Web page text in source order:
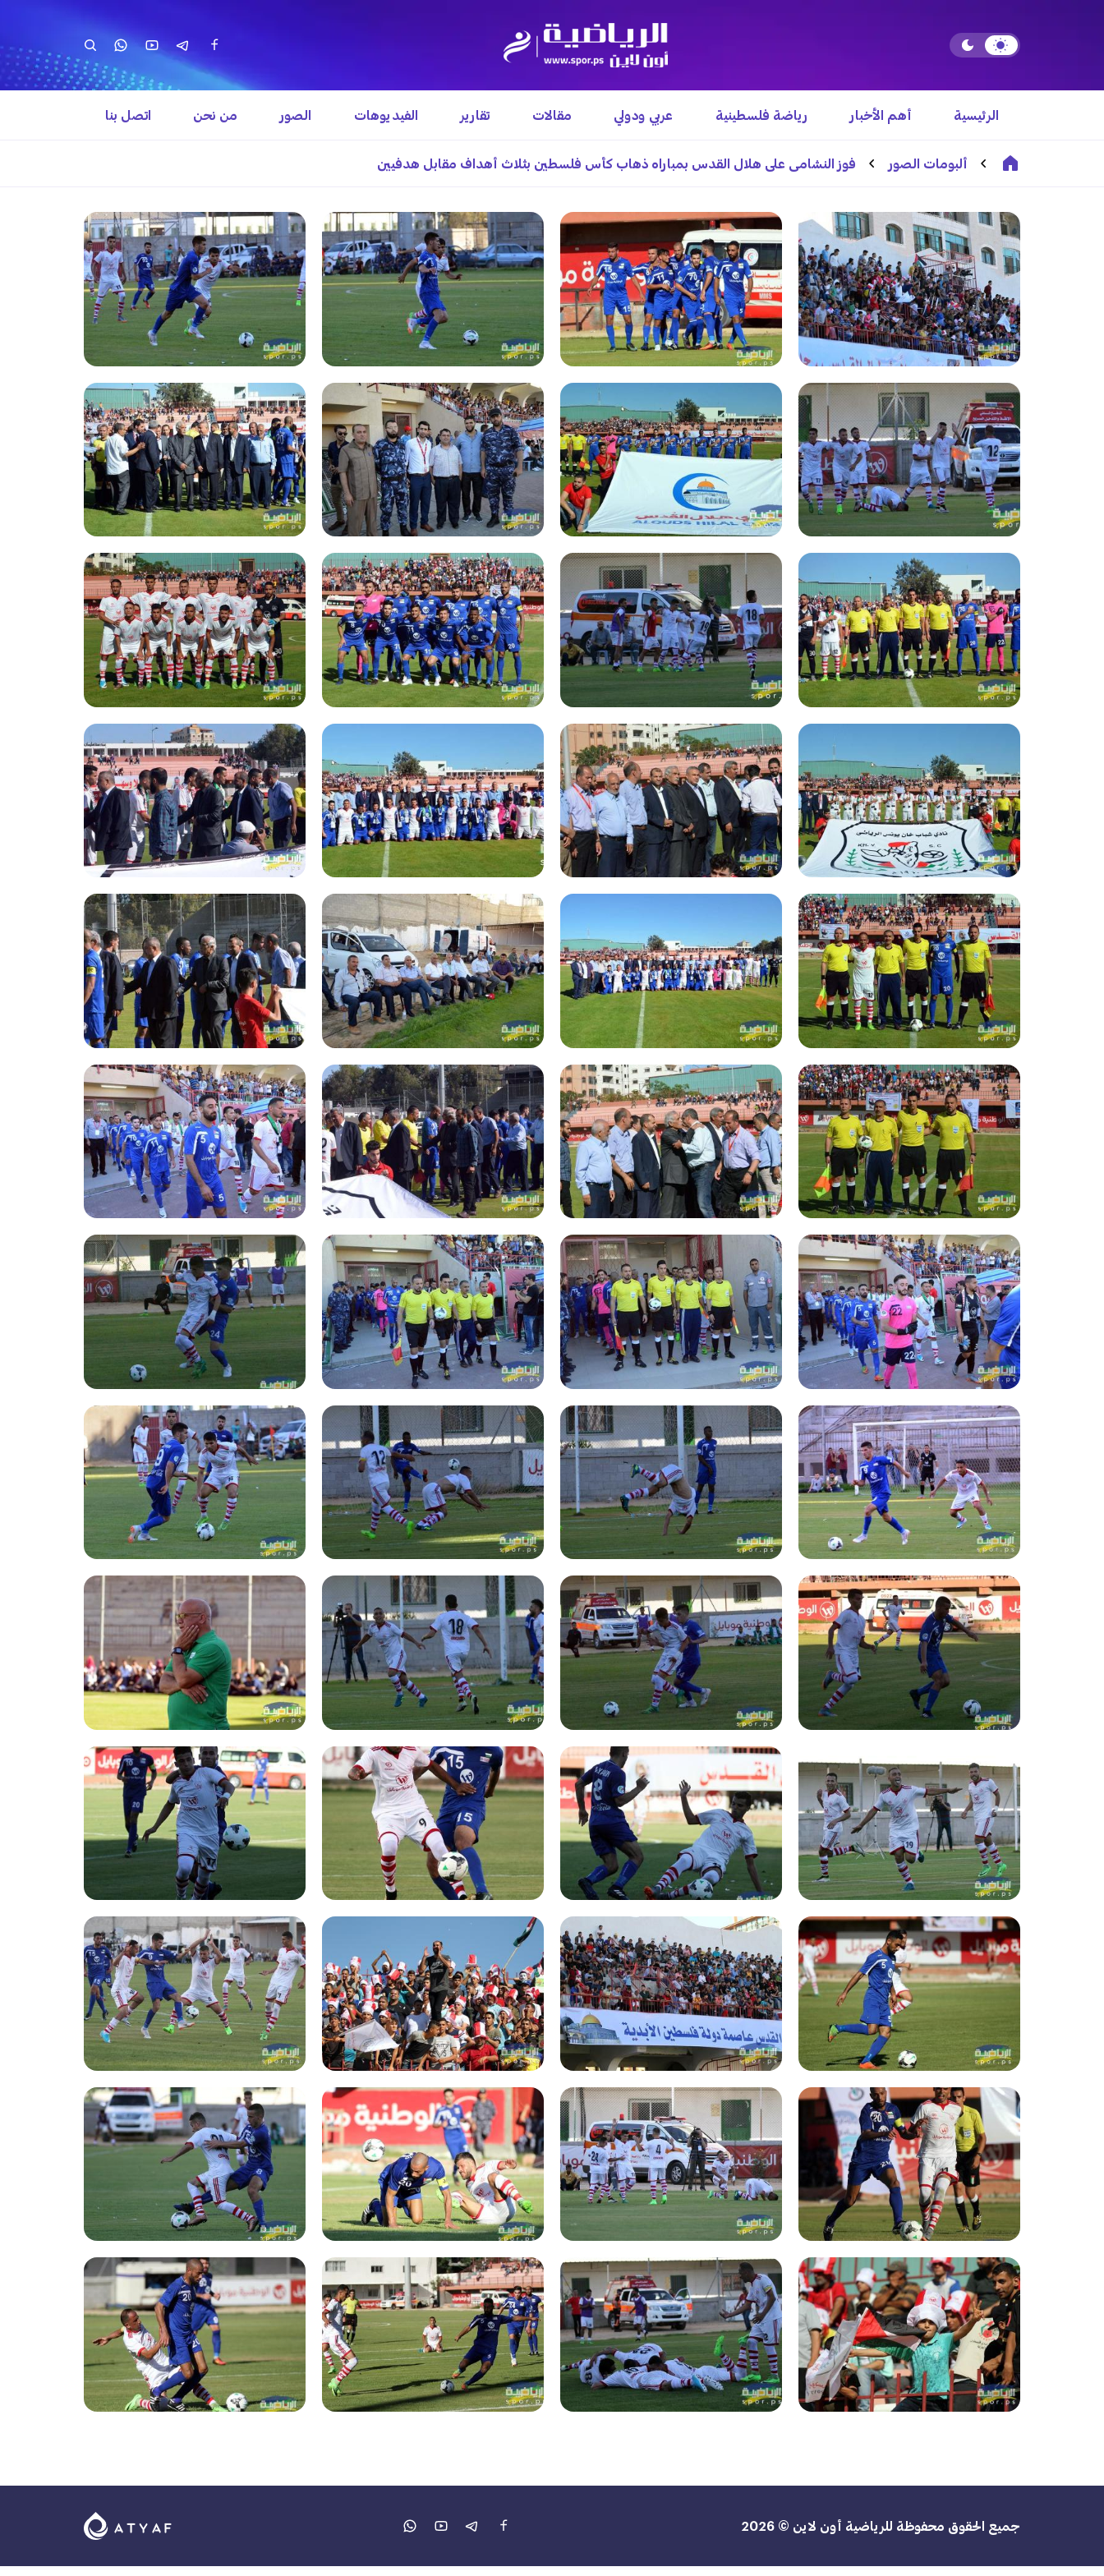
الرئيسية أهم الأخبار رياضة فلسطينية عربي ودولي مقالات تقارير الفيديوهات الصور من نحن اتصل بنا
ألبومات الصور فوز النشامى على هلال القدس بمباراه ذهاب كأس فلسطين بثلاث أهداف مقابل هدفيين
جميع الحقوق محفوظة للرياضية أون لاين © 2026